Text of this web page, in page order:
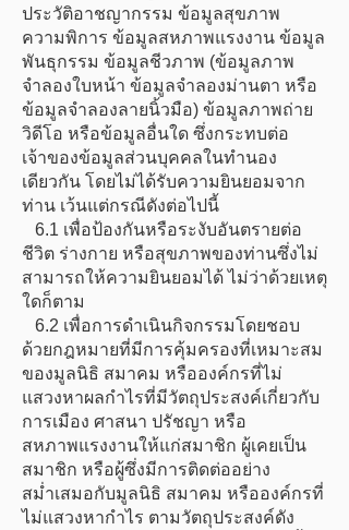
ประวัติอาชญากรรม ข้อมูลสุขภาพ
ความพิการ ข้อมูลสหภาพแรงงาน ข้อมูล
พันธุกรรม ข้อมูลชีวภาพ (ข้อมูลภาพ
จำลองใบหน้า ข้อมูลจำลองม่านตา หรือ
ข้อมูลจำลองลายนิ้วมือ) ข้อมูลภาพถ่าย
วิดีโอ หรือข้อมูลอื่นใด ซึ่งกระทบต่อ
เจ้าของข้อมูลส่วนบุคคลในทำนอง
เดียวกัน โดยไม่ได้รับความยินยอมจาก
ท่าน เว้นแต่กรณีดังต่อไปนี้
6.1 เพื่อป้องกันหรือระงับอันตรายต่อ
ชีวิต ร่างกาย หรือสุขภาพของท่านซึ่งไม่
สามารถให้ความยินยอมได้ ไม่ว่าด้วยเหตุ
ใดก็ตาม
6.2 เพื่อการดำเนินกิจกรรมโดยชอบ
ด้วยกฎหมายที่มีการคุ้มครองที่เหมาะสม
ของมูลนิธิ สมาคม หรือองค์กรที่ไม่
แสวงหาผลกำไรที่มีวัตถุประสงค์เกี่ยวกับ
การเมือง ศาสนา ปรัชญา หรือ
สหภาพแรงงานให้แก่สมาชิก ผู้เคยเป็น
สมาชิก หรือผู้ซึ่งมีการติดต่ออย่าง
สม่ำเสมอกับมูลนิธิ สมาคม หรือองค์กรที่
ไม่แสวงหากำไร ตามวัตถุประสงค์ดัง